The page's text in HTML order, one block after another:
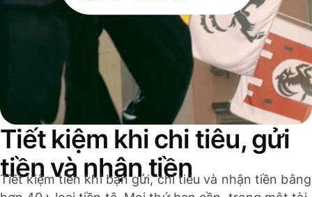
Tiết kiệm khi chi tiêu, gửi
tiền và nhận tiền
Tiết kiệm tiền khi bạn gửi, chi tiêu và nhận tiền bằng